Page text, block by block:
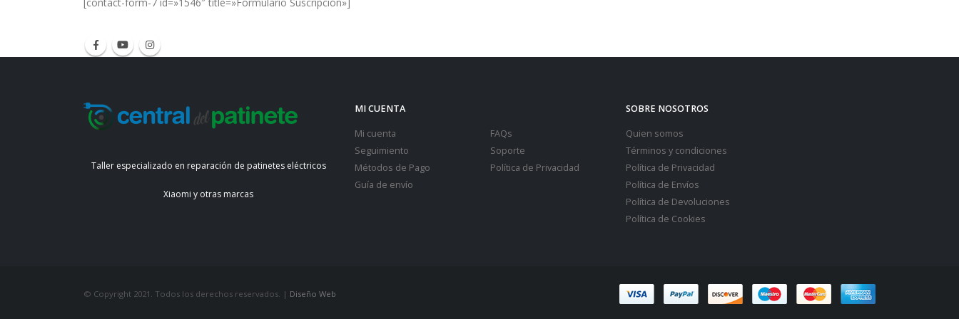
Taller especializado en reparación de patinetes eléctricos
Xiaomi y otras marcas
MI CUENTA
Mi cuenta
Seguimiento
Métodos de Pago
Guía de envío
FAQs
Soporte
Política de Privacidad
SOBRE NOSOTROS
Quien somos
Términos y condiciones
Política de Privacidad
Política de Envíos
Política de Devoluciones
Política de Cookies
© Copyright 2021. Todos los derechos reservados. | Diseño Web